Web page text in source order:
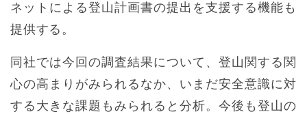
ネットによる登山計画書の提出を支援する機能も
提供する。
同社では今回の調査結果について、登山関する関
心の高まりがみられるなか、いまだ安全意識に対
する大きな課題もみられると分析。今後も登山の